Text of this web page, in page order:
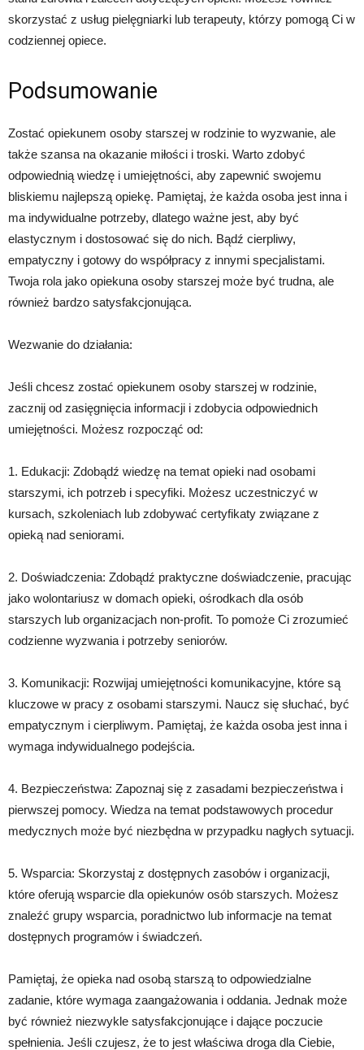
skorzystać z usług pielęgniarki lub terapeuty, którzy pomogą Ci w
codziennej opiece.
Podsumowanie
Zostać opiekunem osoby starszej w rodzinie to wyzwanie, ale
także szansa na okazanie miłości i troski. Warto zdobyć
odpowiednią wiedzę i umiejętności, aby zapewnić swojemu
bliskiemu najlepszą opiekę. Pamiętaj, że każda osoba jest inna i
ma indywidualne potrzeby, dlatego ważne jest, aby być
elastycznym i dostosować się do nich. Bądź cierpliwy,
empatyczny i gotowy do współpracy z innymi specjalistami.
Twoja rola jako opiekuna osoby starszej może być trudna, ale
również bardzo satysfakcjonująca.
Wezwanie do działania:
Jeśli chcesz zostać opiekunem osoby starszej w rodzinie,
zacznij od zasięgnięcia informacji i zdobycia odpowiednich
umiejętności. Możesz rozpocząć od:
1. Edukacji: Zdobądź wiedzę na temat opieki nad osobami
starszymi, ich potrzeb i specyfiki. Możesz uczestniczyć w
kursach, szkoleniach lub zdobywać certyfikaty związane z
opieką nad seniorami.
2. Doświadczenia: Zdobądź praktyczne doświadczenie, pracując
jako wolontariusz w domach opieki, ośrodkach dla osób
starszych lub organizacjach non-profit. To pomoże Ci zrozumieć
codzienne wyzwania i potrzeby seniorów.
3. Komunikacji: Rozwijaj umiejętności komunikacyjne, które są
kluczowe w pracy z osobami starszymi. Naucz się słuchać, być
empatycznym i cierpliwym. Pamiętaj, że każda osoba jest inna i
wymaga indywidualnego podejścia.
4. Bezpieczeństwa: Zapoznaj się z zasadami bezpieczeństwa i
pierwszej pomocy. Wiedza na temat podstawowych procedur
medycznych może być niezbędna w przypadku nagłych sytuacji.
5. Wsparcia: Skorzystaj z dostępnych zasobów i organizacji,
które oferują wsparcie dla opiekunów osób starszych. Możesz
znaleźć grupy wsparcia, poradnictwo lub informacje na temat
dostępnych programów i świadczeń.
Pamiętaj, że opieka nad osobą starszą to odpowiedzialne
zadanie, które wymaga zaangażowania i oddania. Jednak może
być również niezwykle satysfakcjonujące i dające poczucie
spełnienia. Jeśli czujesz, że to jest właściwa droga dla Ciebie,